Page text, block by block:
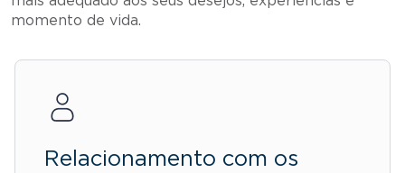
momento de vida.
Relacionamento com os